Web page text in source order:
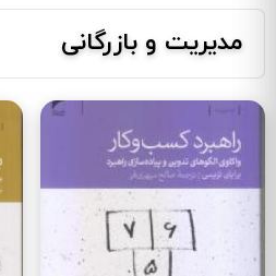
مدیریت و بازرگانی